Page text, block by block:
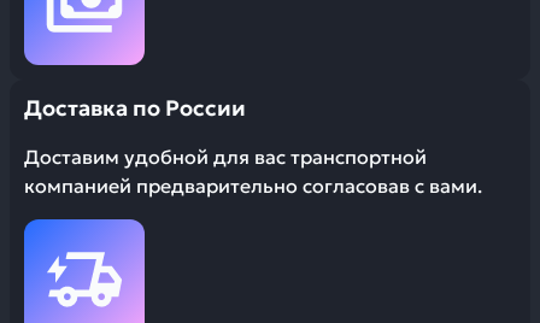
Доставка по России
Доставим удобной для вас транспортной
компанией предварительно согласовав с вами.